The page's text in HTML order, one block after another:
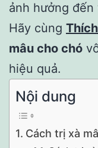
ảnh hưởng
Hãy cùng
mâu cho chó
hiệu quả.
Nội dung
Cách trị xà